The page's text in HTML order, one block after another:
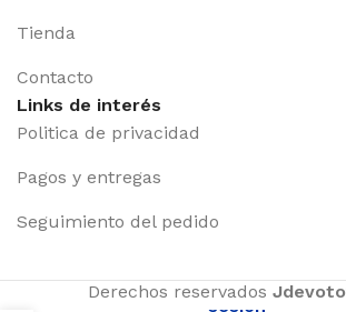
Tienda
Contacto
Links de interés
Politica de privacidad
Pagos y entregas
Seguimiento del pedido
Derechos reservados Jdevoto
Iniciar
sesión